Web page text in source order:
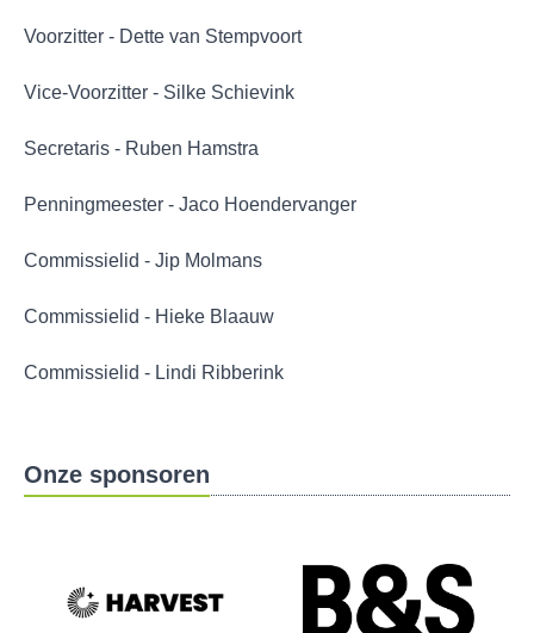
Voorzitter - Dette van Stempvoort
Vice-Voorzitter - Silke Schievink
Secretaris - Ruben Hamstra
Penningmeester - Jaco Hoendervanger
Commissielid - Jip Molmans
Commissielid - Hieke Blaauw
Commissielid - Lindi Ribberink
Onze sponsoren